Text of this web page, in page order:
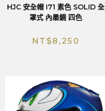
HJC 安全帽 I71 素色 SOLID 全
罩式 內墨鏡 四色
NT$8,250